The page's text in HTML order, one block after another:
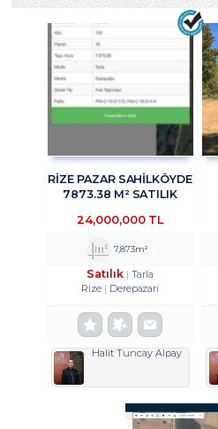
RİZE PAZAR SAHİLKÖYDE
7873.38 M² SATILIK
24,000,000 TL
7,873m²
Satılık
Tarla
Rize
Derepazarı
Halit Tuncay Alpay